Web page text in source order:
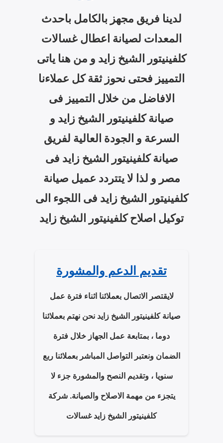
لدينا فريق مجهز بالكامل باحدث
المعدات لصيانة اعطال غسالات
كلفينيتور الشيخ زايد و من هنا ياتى
التمييز فحتى نحوز ثقة كل عملاءنا
الافاضل من خلال التمييز فى
صيانة كلفينيتور الشيخ زايد و
السرعة و الجودة العالية لفريق
صيانة كلفينيتور الشيخ زايد فى
مصر و لذا لا يتتردد عميل صيانة
كلفينيتور الشيخ زايد فى اللجوء الى
توكيل اصلاح كلفينيتور الشيخ زايد
تقديم الدعم والمشورة
لايقتصر الاتصال بعملائنا اثناء فترة عمل
صيانة كلفينيتور الشيخ زايد نحن نهتم بعملائنا
دوما ، بمتابعة عمل الجهاز خلال فترة
الضمان ونعتبر التواصل المباشر بعملائنا ربع
سنويا ، وتقديم النصح والمشورة جزء لا
يتجزء من مهمة الاصلاح والصيانة. شركة
كلفينيتور الشيخ زايد غسالات